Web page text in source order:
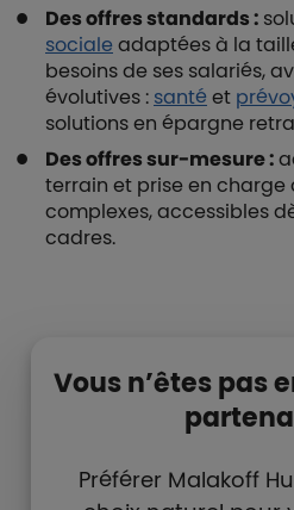
Des offres standards :
socialeadaptées à la
besoins de ses salariés,
évolutives : santéet
solutions en épargne
Des offres sur-mesure :
terrain et prise en charge
complexes, accessibles
cadres.
Vous n’êtes pas
Préférer Malakoff